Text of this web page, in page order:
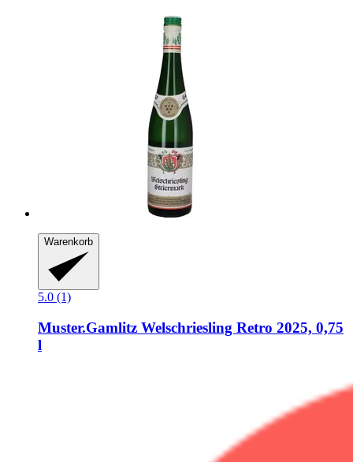
Warenkorb
5.0 (1)
Muster.Gamlitz Welschriesling Retro 2025, 0,75
l